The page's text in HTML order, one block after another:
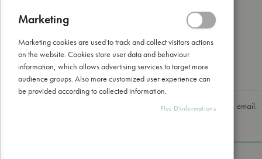
Accès client
Clients enregistrés
Si vous avez un compte, connectez-vous avec votre adresse email.
Marketing
Marketing cookies are used to track and collect visitors actions
on the website. Cookies store user data and behaviour
information, which allows advertising services to target more
audience groups. Also more customized user experience can
be provided according to collected information.
Plus D'informations